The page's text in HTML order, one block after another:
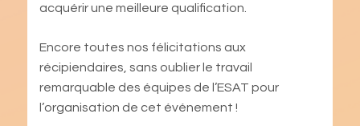
acquérir une meilleure qualification.
Encore toutes nos félicitations aux
récipiendaires, sans oublier le travail
remarquable des équipes de l’ESAT pour
l’organisation de cet événement !